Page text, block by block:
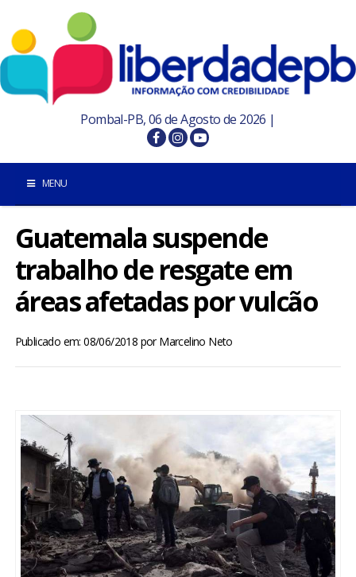
Pombal-PB, 06 de Agosto de 2026 |
MENU
INÍCIO
POMBAL E REGIÃO
BRASIL
ESPORTES
ENTRETENIMENTO
ENQUETE
Guatemala suspende
trabalho de resgate em
áreas afetadas por vulcão
Publicado em: 08/06/2018 porMarcelino Neto